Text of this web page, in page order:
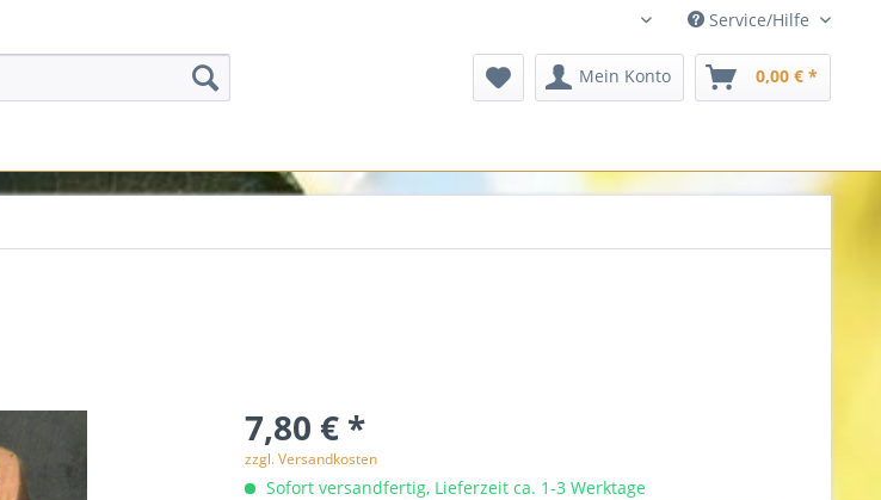
dansk Service/Hilfe
Mein Konto 0,00 € *
7,80 € *
zzgl. Versandkosten
Sofort versandfertig, Lieferzeit ca. 1-3 Werktage